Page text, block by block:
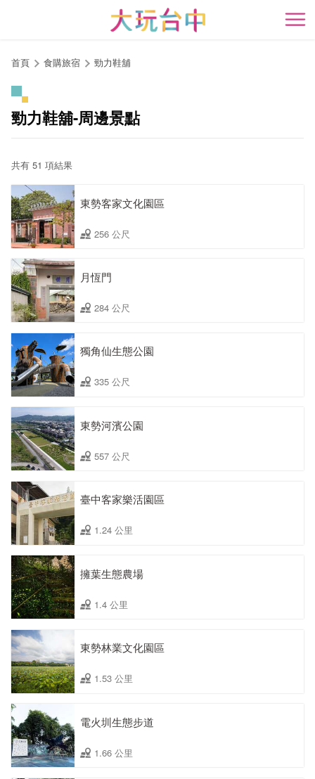
開
首頁 食購旅宿 勁力鞋舖
勁力鞋舖-周邊景點
共有 51 項結果
東勢客家文化園區
256 公尺
月恆門
284 公尺
獨角仙生態公園
335 公尺
東勢河濱公園
557 公尺
臺中客家樂活園區
1.24 公里
擁葉生態農場
1.4 公里
東勢林業文化園區
1.53 公里
電火圳生態步道
1.66 公里